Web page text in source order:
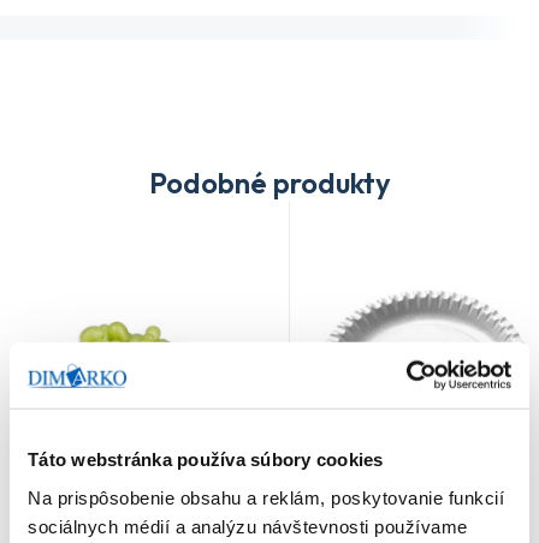
Táto webstránka používa súbory cookies
Na prispôsobenie obsahu a reklám, poskytovanie funkcií
sociálnych médií a analýzu návštevnosti používame
Podobné produkty